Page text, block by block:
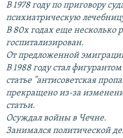
В 1978 году по приговору
психиатрическую
В 80х годах еще несколько
госпитализирован.
От предложенной
В 1988 году стал
статье "антисоветская
прекращено из-за
статьи.
Осуждал войны в Чечне.
Занимался политической